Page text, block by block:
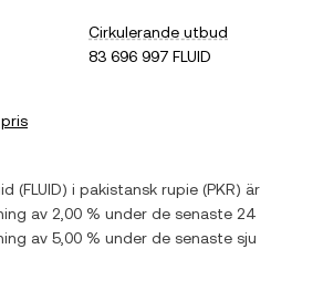
Cirkulerande utbud
83 696 997 FLUID
(FLUID) i pakistansk rupie (PKR) är
av 2,00 % under de senaste 24
av 5,00 % under de senaste sju